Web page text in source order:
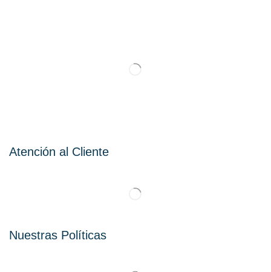
Atención al Cliente
Nuestras Políticas